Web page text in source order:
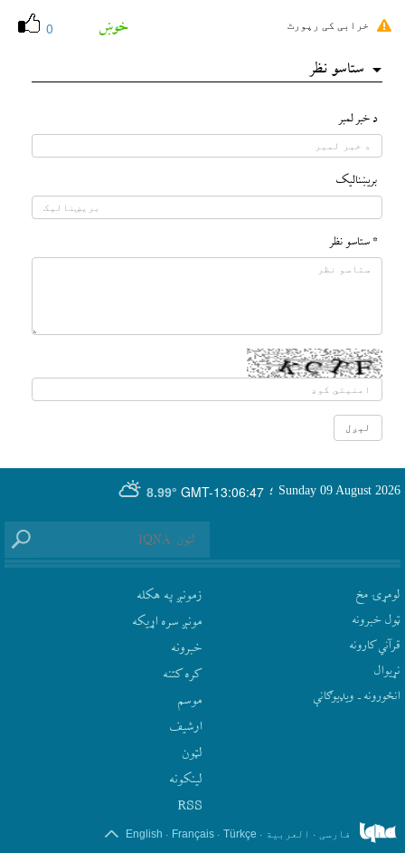
0 خوښ خرابی کی رپورٹ
ستاسو نظر
د خبر لمبر
بريښناليک
* ستاسو نظر
GMT-13:06:47
8.99° Sunday 09 August 2026 ؛
لومړۍ مخ
ټول خبرونه
قرآني کارونه
نړيوال
انځورونه ـ ویډیوګانې
زمونږ په هکله
مونږ سره اړيکه
‫خبرونه
کره کتنه
موسم
ارشيف
لټون
لينکونه
RSS
فارسی . العربیة .
Türkçe
.
Français
.
English